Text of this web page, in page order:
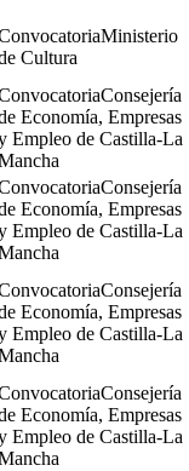
Ministerio
Cultura
Consejería
Economía, Empresas
Empleo de Castilla-La
Consejería
Economía, Empresas
Empleo de Castilla-La
Consejería
Economía, Empresas
Empleo de Castilla-La
Consejería
Economía, Empresas
Empleo de Castilla-La